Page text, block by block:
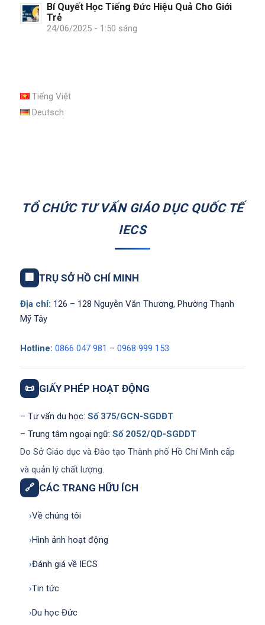
Bí Quyết Học Tiếng Đức Hiệu Quả Cho Giới
Trẻ
24/06/2025 - 1:50 sáng
Tiếng Việt
Deutsch
TỔ CHỨC TƯ VẤN GIÁO DỤC QUỐC TẾ
IECS
🏢 TRỤ SỞ HỒ CHÍ MINH
Địa chỉ: 126 – 128 Nguyễn Văn Thương, Phường Thạnh
Mỹ Tây
Hotline: 0866 047 981 – 0968 999 153
📜 GIẤY PHÉP HOẠT ĐỘNG
– Tư vấn du học: Số 375/GCN-SGDĐT
– Trung tâm ngoại ngữ: Số 2052/QD-SGDDT
Do Sở Giáo dục và Đào tạo Thành phố Hồ Chí Minh cấp
và quản lý chất lượng.
🔗 CÁC TRANG HỮU ÍCH
›Về chúng tôi
›Hình ảnh hoạt động
›Đánh giá về IECS
›Tin tức
›Du học Đức